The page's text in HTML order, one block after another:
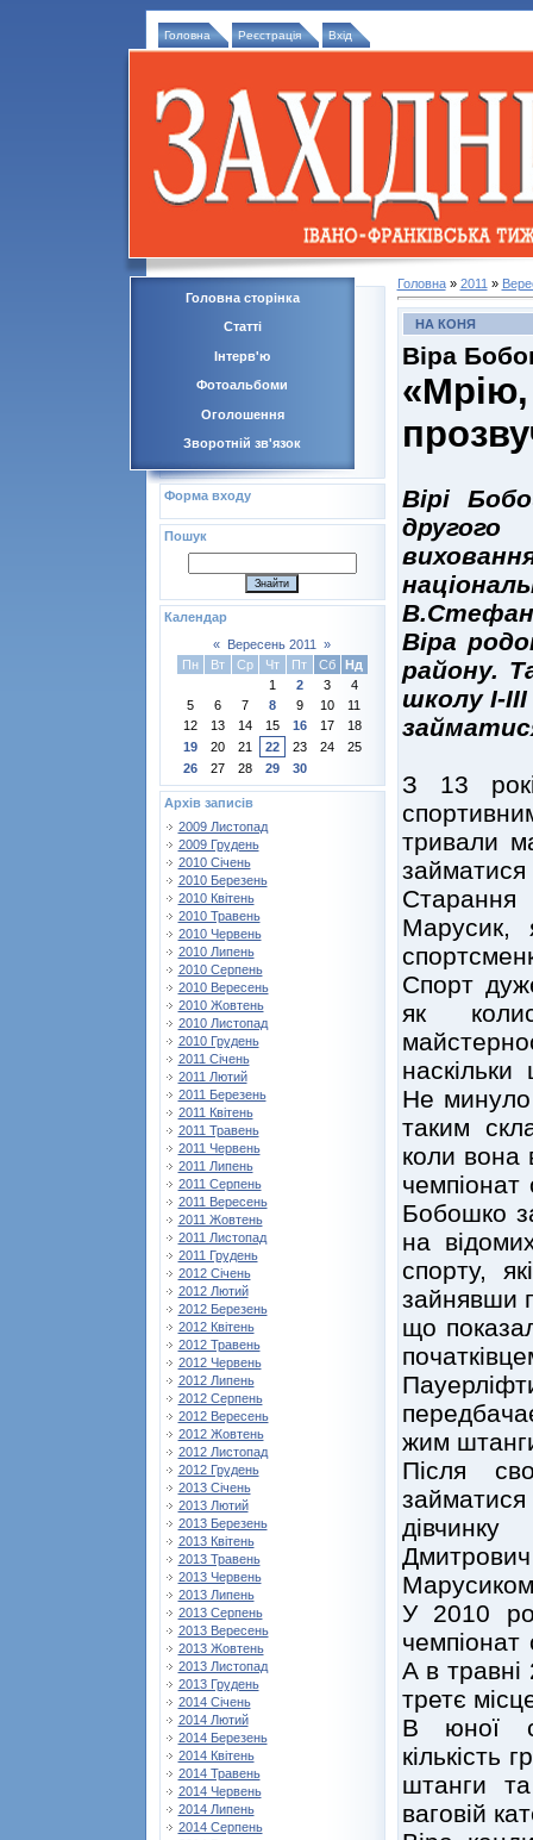
Головна Реєстрація Вхід
Головна сторінка
Статті
Інтерв'ю
Фотоальбоми
Оголошення
Зворотній зв'язок
Форма входу
Пошук
Календар
« Вересень 2011
»
Пн
Вт Ср Чт Пт Сб
Нд
1
2 3
4
5
6 7 8 9 10
11
12
13 14 15 16 17
18
19
20 21 22 23 24
25
26
27 28 29 30
Архів записів
2009 Листопад
2009 Грудень
2010 Січень
2010 Березень
2010 Квітень
2010 Травень
2010 Червень
2010 Липень
2010 Серпень
2010 Вересень
2010 Жовтень
2010 Листопад
2010 Грудень
2011 Січень
2011 Лютий
2011 Березень
2011 Квітень
2011 Травень
2011 Червень
2011 Липень
2011 Серпень
2011 Вересень
2011 Жовтень
2011 Листопад
2011 Грудень
2012 Січень
2012 Лютий
2012 Березень
2012 Квітень
2012 Травень
2012 Червень
2012 Липень
2012 Серпень
2012 Вересень
2012 Жовтень
2012 Листопад
2012 Грудень
2013 Січень
2013 Лютий
2013 Березень
2013 Квітень
2013 Травень
2013 Червень
2013 Липень
2013 Серпень
2013 Вересень
2013 Жовтень
2013 Листопад
2013 Грудень
2014 Січень
2014 Лютий
2014 Березень
2014 Квітень
2014 Травень
2014 Червень
2014 Липень
2014 Серпень
Головна» 2011 »
НА КОНЯ
Віра
Вірі
Віра
району.
школу I-
З 13
тривали
Марусик,
Спорт
як
Не минуло
таким
коли вона
чемпіонат
Бобошко
на
спорту,
зайнявши
що
жим
Після
У 2010
чемпіонат
А в травні
третє
В юної
кількість
штанги
ваговій